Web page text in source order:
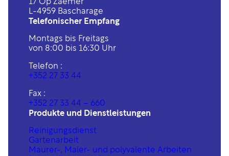
17 Op Zaemer
L-4959 Bascharage
Telefonischer Empfang
Montags bis Freitags
von 8:00 bis 16:30 Uhr
Telefon :
+352 27 33 44
Fax :
+352 27 33 44 – 660
Produkte und Dienstleistungen
Reinigungsdienst
Gartenarbeit
Maurer-, Maler- und polyvalente Arbeiten